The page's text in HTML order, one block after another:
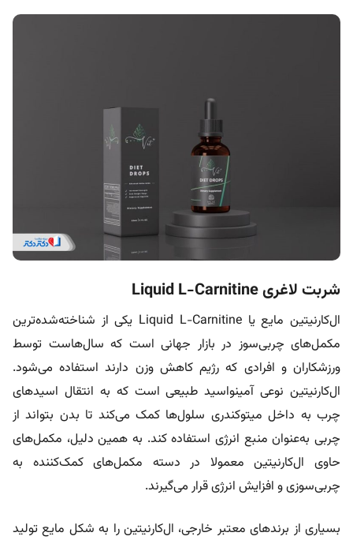
شربت لاغری Liquid L-Carnitine
ال‌کارنیتین مایع یا Liquid L-Carnitine یکی از شناخته‌شده‌ترین
مکمل‌های چربی‌سوز در بازار جهانی است که سال‌هاست توسط
ورزشکاران و افرادی که رژیم کاهش وزن دارند استفاده می‌شود.
ال‌کارنیتین نوعی آمینواسید طبیعی است که به انتقال اسیدهای
چرب به داخل میتوکندری سلول‌ها کمک می‌کند تا بدن بتواند از
چربی به‌عنوان منبع انرژی استفاده کند. به همین دلیل، مکمل‌های
حاوی ال‌کارنیتین معمولا در دسته مکمل‌های کمک‌کننده به
چربی‌سوزی و افزایش انرژی قرار می‌گیرند.
بسیاری از برندهای معتبر خارجی، ال‌کارنیتین را به شکل مایع تولید